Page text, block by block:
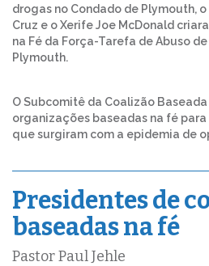
drogas no Condado de Plymouth,
Cruz e o Xerife Joe McDonald
na Fé da Força-Tarefa de Abuso
Plymouth.
O Subcomitê da Coalizão
organizações baseadas na fé
que surgiram com a epidemia de
Presidentes de
baseadas na fé
Pastor Paul Jehle